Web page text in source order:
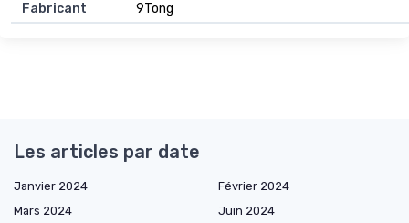
Fabricant 9Tong
Les articles par date
Janvier 2024
Février 2024
Mars 2024
Juin 2024